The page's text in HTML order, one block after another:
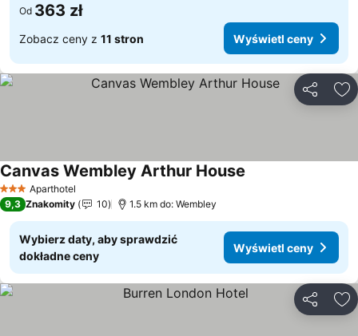
Od 363 zł
Zobacz ceny z 11 stron Wyświetl ceny
3 KategoriaAparthotel
Canvas Wembley Arthur House
9,3 Znakomity 10 1.5 km do: Wembley
Wybierz daty, aby sprawdzić
dokładne ceny
Wyświetl ceny